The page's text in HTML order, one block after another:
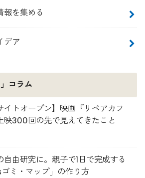
報を集める
デア
コラム
イトオープン】映画『リペアカフ
映300回の先で見えてきたこと
自由研究に。親子で1日で完成する
ゴミ・マップ」の作り方